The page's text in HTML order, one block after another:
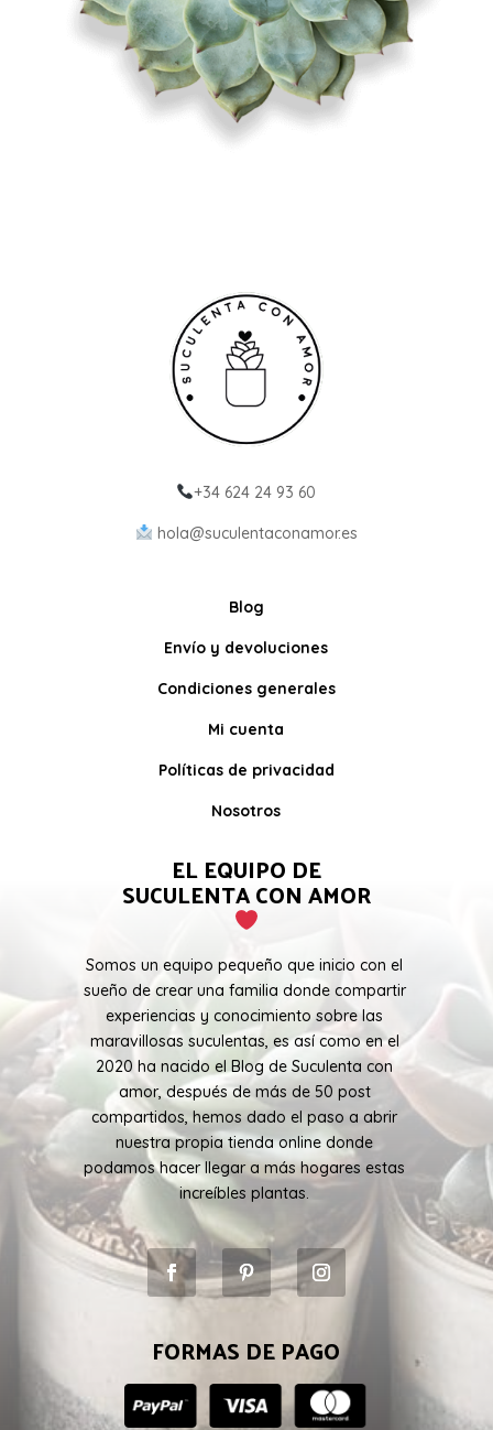
+34 624 24 93 60
hola@suculentaconamor.es
Blog
Envío y devoluciones
Condiciones generales
Mi cuenta
Políticas de privacidad
Nosotros
EL EQUIPO DE
SUCULENTA CON AMOR
Somos un equipo pequeño que inicio con el
sueño de crear una familia donde compartir
experiencias y conocimiento sobre las
maravillosas suculentas, es así como en el
2020 ha nacido el Blog de Suculenta con
amor, después de más de 50 post
compartidos, hemos dado el paso a abrir
nuestra propia tienda online donde
podamos hacer llegar a más hogares estas
increíbles plantas.
FORMAS DE PAGO